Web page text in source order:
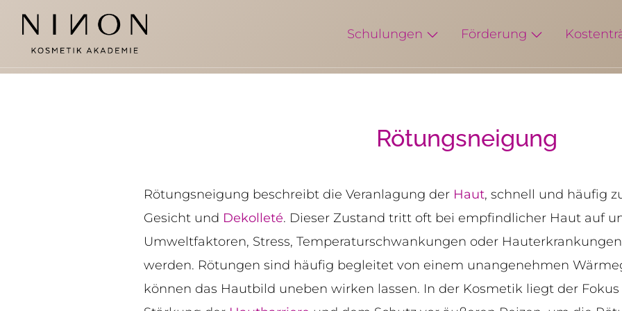
Schulungen Förderung
Rötungsneigung
Rötungsneigung beschreibt die Veranlagung der Haut, schnell und häufig
Gesicht und Dekolleté. Dieser Zustand tritt oft bei empfindlicher Haut auf
Umweltfaktoren, Stress, Temperaturschwankungen oder
werden. Rötungen sind häufig begleitet von einem unangenehmen
können das Hautbild uneben wirken lassen. In der Kosmetik liegt der